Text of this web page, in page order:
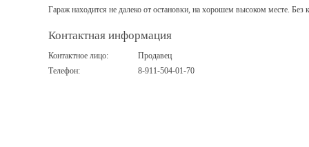
Гараж находится не далеко от остановки, на хорошем высоком месте. Без
Контактная информация
Контактное лицо:
Продавец
Телефон:
8-911-504-01-70